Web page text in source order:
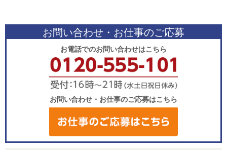
お問い合わせ・お仕事のご応募
お電話でのお問い合わせはこちら
お問い合わせ・お仕事のご応募はこちら